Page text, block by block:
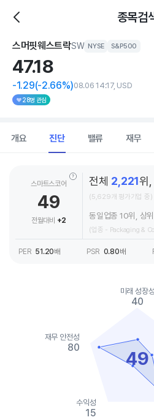
종목검
스머핏웨스트락SW NYSE S&P500
47.18
-1.29(-2.66%)08.06 14:17, USD
28명 관심
개요 진단 밸류 재무
스마트스코어
49
전월대비 +2
전체 2,221위,
(5,629개 평가기업 중)
동일업종 10위, 상
(업종 - Packaging &
PER 51.20배 PSR 0.80배
49
미래 성장성
40
수익성
15
재무 안전성
80